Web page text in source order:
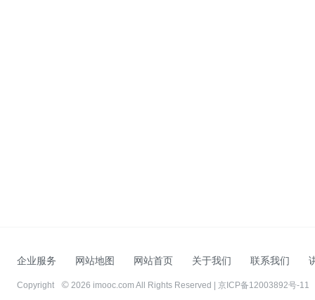
企业服务 网站地图 网站首页 关于我们 联系我们
Copyright 2026 imooc.com All Rights Reserved | 京ICP备12003892号-11